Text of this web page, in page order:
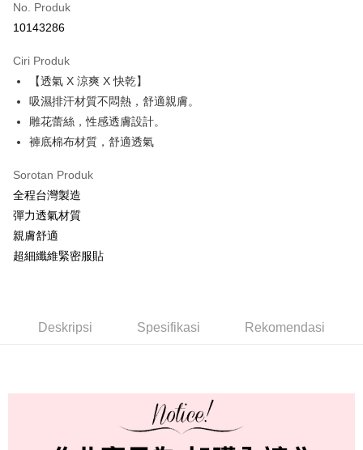
Pengambilan di Kedai Serbaneka
Pemindahan ATM
Pilihan Penghantaran
全家取貨付款
NT$999 atau lebih
付款後全家取貨
NT$60/pesanan | Penghantaran percuma untuk pesanan
NT$999 atau lebih
NT$999 atau lebih
NT$999 atau lebih
NT$80/pesanan | Penghantaran percuma untuk pesanan
No. Produk
10143286
Ciri Produk
【透氣 X 涼爽 X 快乾】
吸濕排汗材質不悶熱，舒適親膚。
雕花蕾絲，性感透膚設計。
褲底棉布材質，舒適透氣
Sorotan Produk
全程台灣製造
彈力透氣材質
親膚舒適
超細纖維緊密服貼
Deskripsi Spesifikasi Rekomendasi